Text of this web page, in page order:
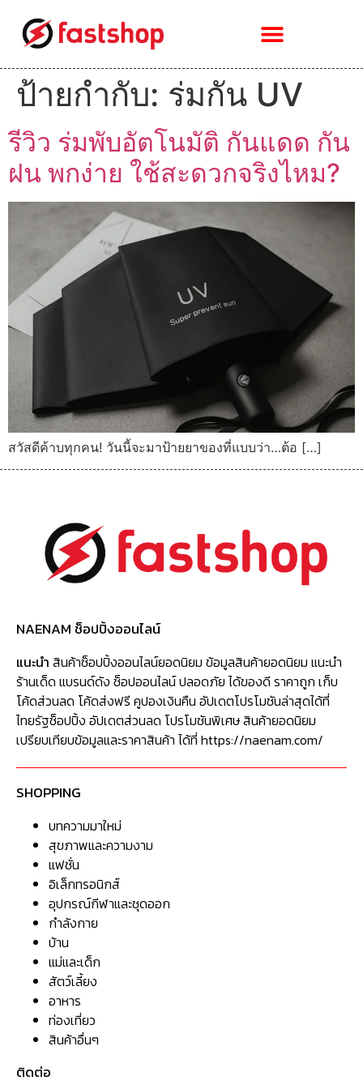
ป้ายกำกับ: ร่มกัน UV
รีวิว ร่มพับอัตโนมัติ กันแดด กัน
ฝน พกง่าย ใช้สะดวกจริงไหม?
สวัสดีค้าบทุกคน! วันนี้จะมาป้ายยาของที่แบบว่า…ต้อ […]
NAENAM ช็อปปิ้งออนไลน์
แนะนำ สินค้าช็อปปิ้งออนไลน์ยอดนิยม ข้อมูลสินค้ายอดนิยม แนะนำ
ร้านเด็ด แบรนด์ดัง ช็อปออนไลน์ ปลอดภัย ได้ของดี ราคาถูก เก็บ
โค้ดส่วนลด โค้ดส่งฟรี คูปองเงินคืน อัปเดตโปรโมชันล่าสุดได้ที่
ไทยรัฐช็อปปิ้ง อัปเดตส่วนลด โปรโมชันพิเศษ สินค้ายอดนิยม
เปรียบเทียบข้อมูลและราคาสินค้า ได้ที่ https://naenam.com/
SHOPPING
บทความมาใหม่
สุขภาพและความงาม
แฟชั่น
อิเล็กทรอนิกส์
อุปกรณ์กีฬาและชุดออก
กำลังกาย
บ้าน
แม่และเด็ก
สัตว์เลี้ยง
อาหาร
ท่องเที่ยว
สินค้าอื่นๆ
ติดต่อ